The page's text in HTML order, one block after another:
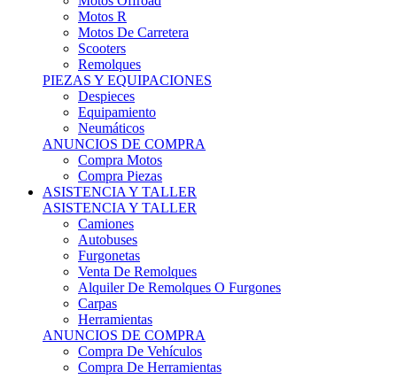
Motos R
Motos De Carretera
Scooters
Remolques
PIEZAS Y EQUIPACIONES
Despieces
Equipamiento
Neumáticos
ANUNCIOS DE COMPRA
Compra Motos
Compra Piezas
ASISTENCIA Y TALLER
ASISTENCIA Y TALLER
Camiones
Autobuses
Furgonetas
Venta De Remolques
Alquiler De Remolques O Furgones
Carpas
Herramientas
ANUNCIOS DE COMPRA
Compra De Vehículos
Compra De Herramientas